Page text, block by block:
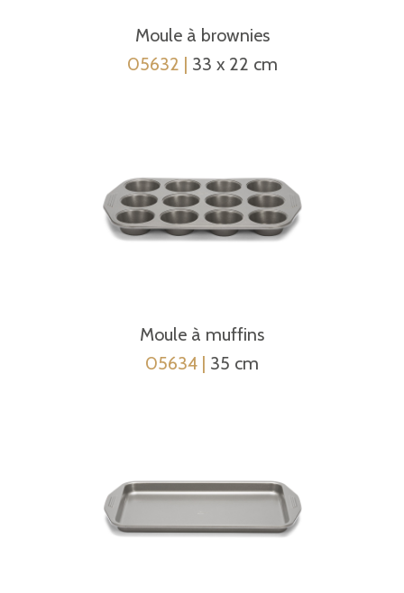
Moule à brownies
05632 | 33 x 22 cm
Moule à muffins
05634 | 35 cm